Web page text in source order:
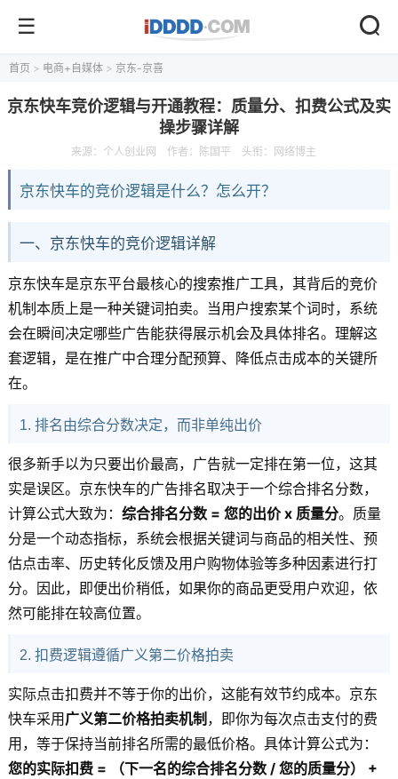
首页 > 电商+自媒体 > 京东-京喜
京东快车竞价逻辑与开通教程：质量分、扣费公式及实
操步骤详解
来源： 个人创业网 作者：陈国平 头衔：网络博主
京东快车的竞价逻辑是什么？怎么开？
一、京东快车的竞价逻辑详解
京东快车是京东平台最核心的搜索推广工具，其背后的竞价
机制本质上是一种关键词拍卖。当用户搜索某个词时，系统
会在瞬间决定哪些广告能获得展示机会及具体排名。理解这
套逻辑，是在推广中合理分配预算、降低点击成本的关键所
在。
1. 排名由综合分数决定，而非单纯出价
很多新手以为只要出价最高，广告就一定排在第一位，这其
实是误区。京东快车的广告排名取决于一个综合排名分数，
计算公式大致为： 综合排名分数 = 您的出价 x 质量分。质量
分是一个动态指标，系统会根据关键词与商品的相关性、预
估点击率、历史转化反馈及用户购物体验等多种因素进行打
分。因此，即便出价稍低，如果你的商品更受用户欢迎，依
然可能排在较高位置。
2. 扣费逻辑遵循广义第二价格拍卖
实际点击扣费并不等于你的出价，这能有效节约成本。京东
快车采用 广义第二价格拍卖机制 ，即你为每次点击支付的费
用，等于保持当前排名所需的最低价格。具体计算公式为：
您的实际扣费 = （下一名的综合排名分数 / 您的质量分） +